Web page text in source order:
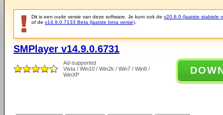
Dit is een oude versie van deze software. Je kunt ook de v20.6.0 (laatste stabiele
of de v14.9.0.7133 Beta (laatste beta versie)
SMPlayer v14.9.0.6731
Ad-supported
Vista / Win10 / Win2k / Win7 / Win8 /
WinXP